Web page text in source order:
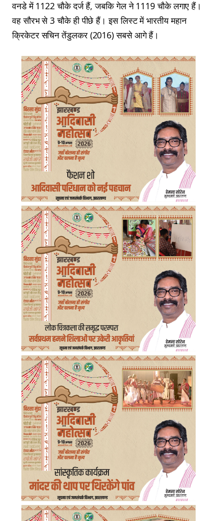
वनडे में 1122 चौके दर्ज हैं, जबकि गेल ने 1119 चौके लगाए हैं।
वह सौरभ से 3 चौके ही पीछे हैं। इस लिस्ट में भारतीय महान
क्रिकेटर सचिन तेंडुलकर (2016) सबसे आगे हैं।